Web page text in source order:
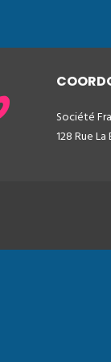
Société
128 Rue